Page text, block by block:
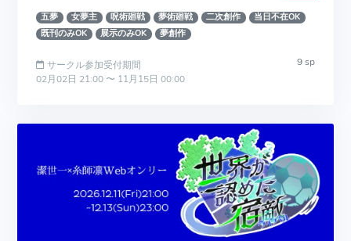
五夢 女夢主 呪術廻戦 夢術廻戦 二次創作
当日不在OK
既刊のみOK
展示のみOK 夢創作
9 sp
サークル参加受付期間
02月02日 21:00 〜 11月15日 00:00